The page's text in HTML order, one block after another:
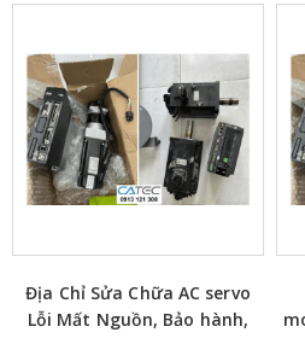
Địa Chỉ Sửa Chữa AC servo
Lỗi Mất Nguồn, Bảo hành,